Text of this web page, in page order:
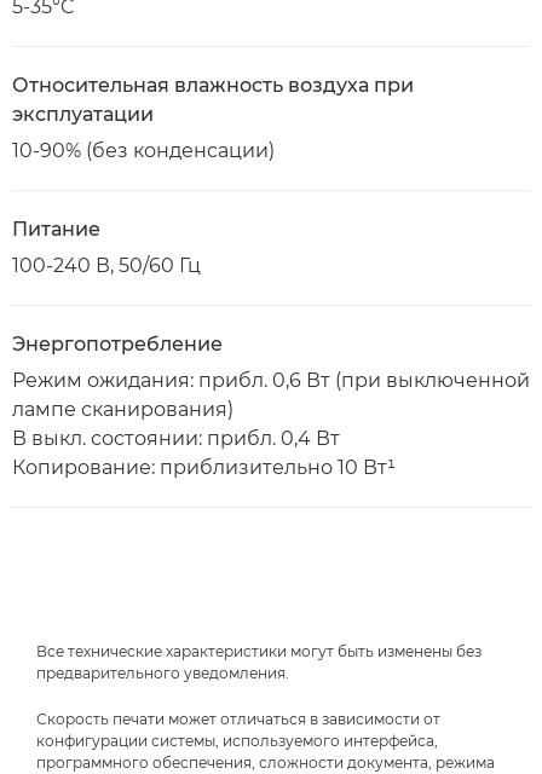
5-35°C
Относительная влажность воздуха при
эксплуатации
10-90% (без конденсации)
Питание
100-240 В, 50/60 Гц
Энергопотребление
Режим ожидания: прибл. 0,6 Вт (при выключенной
лампе сканирования)
В выкл. состоянии: прибл. 0,4 Вт
Копирование: приблизительно 10 Вт¹
Все технические характеристики могут быть изменены без
предварительного уведомления.
Скорость печати может отличаться в зависимости от
конфигурации системы, используемого интерфейса,
программного обеспечения, сложности документа, режима